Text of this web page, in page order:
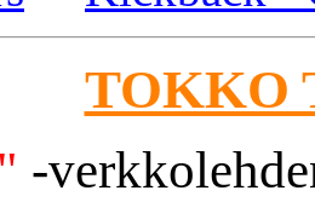
TOKKO
-